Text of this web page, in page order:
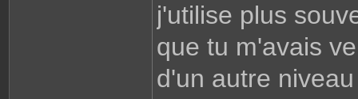
j'utilise plus
que tu m'avais
d'un autre